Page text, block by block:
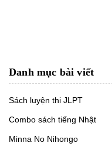
Danh mục bài viết
Sách luyện thi JLPT
Combo sách tiếng Nhật
Minna No Nihongo